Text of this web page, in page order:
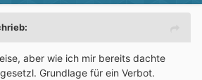
aber wie ich mir bereits dachte
Grundlage für ein Verbot.